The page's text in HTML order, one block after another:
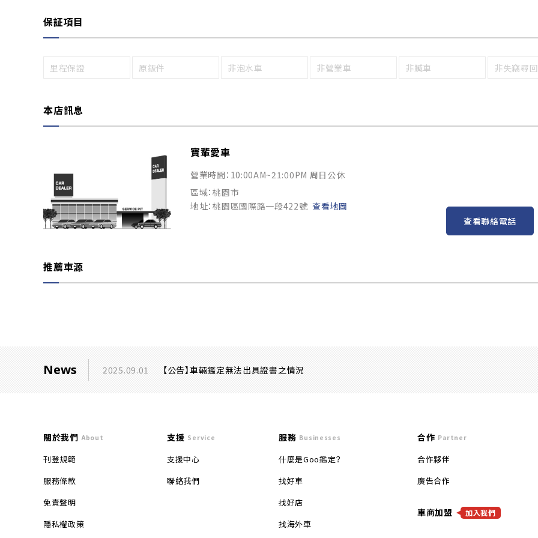
保証項目
里程保證 原鈑件 非泡水車 非營業車 非贓車 非失竊尋
本店訊息
寶輩愛車
營業時間：10:00AM~21:00PM 周日公休
區域：桃園市
地址：桃園區國際路一段422號 查看地圖
查看聯絡電話
推薦車源
News 2025.09.01 【公告】車輛鑑定無法出具證書之情況
關於我們 About
刊登規範
服務條款
免責聲明
隱私權政策
支援 Service
支援中心
聯絡我們
服務 Businesses
什麼是Goo鑑定？
找好車
找好店
找海外車
合作 Partner
合作夥伴
廣告合作
車商加盟 加入我們